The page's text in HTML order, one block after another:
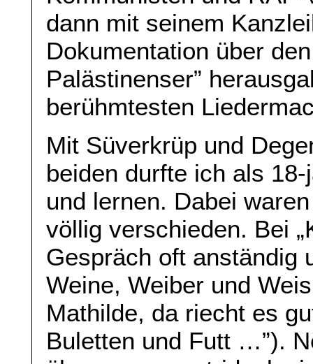
dann mit seinem
Dokumentation über
Palästinenser”
berühmtesten
Mit Süverkrüp und
beiden durfte ich als
und lernen. Dabei
völlig verschieden. Bei
Gespräch oft anständig
Weine, Weiber und
Mathilde, da riecht es
Buletten und Futt …”).